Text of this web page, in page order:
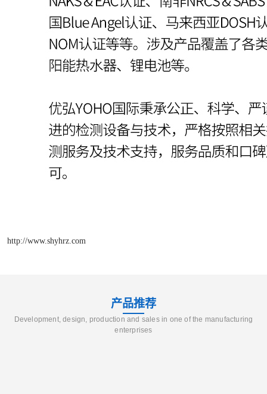
http://www.shyhrz.com
产品推荐
Development, design, production and sales in one of the manufacturing
enterprises